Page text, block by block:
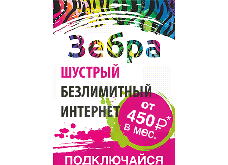
Рестораны, кафе, бары
Развлечения и отдых
Торговля
Бизнес и финансы
Юристы, Экспертиза, Страхование
Ремонт
Популярное →